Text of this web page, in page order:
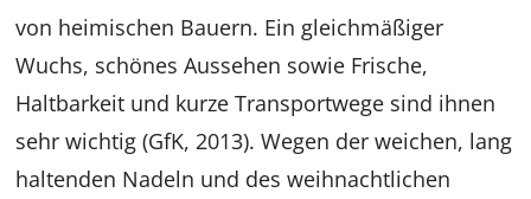
von heimischen Bauern. Ein gleichmäßiger
Wuchs, schönes Aussehen sowie Frische,
Haltbarkeit und kurze Transportwege sind ihnen
sehr wichtig (GfK, 2013). Wegen der weichen, lang
haltenden Nadeln und des weihnachtlichen